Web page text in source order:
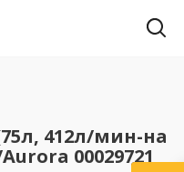
412л/мин-на
00029721